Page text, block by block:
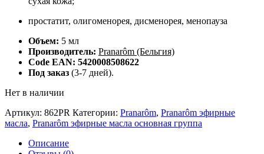
простатит, олигоменорея, дисменорея, менопауза
Объем: 5 мл
Производитель: Pranarôm (Бельгия)
Code EAN: 5420008508622
Под заказ (3-7 дней).
Нет в наличии
Артикул: 862PR Категории: Pranarôm, Pranarôm эфирные
масла, Pranarôm эфирные масла основная группа
Описание